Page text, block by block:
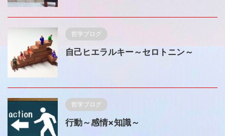
哲学ブログ
自己ヒエラルキー～セロトニン～
哲学ブログ
行動～感情×知識～